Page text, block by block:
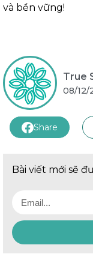
và bền vững!
True
08/12/
Share
Bài viết mới sẽ